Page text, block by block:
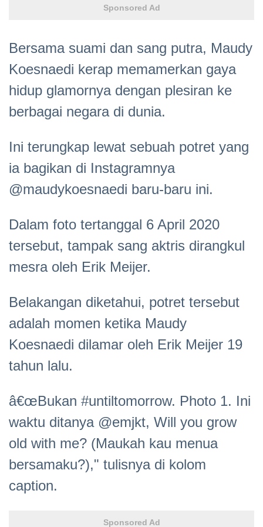
Sponsored Ad
Bersama suami dan sang putra, Maudy
Koesnaedi kerap memamerkan gaya
hidup glamornya dengan plesiran ke
berbagai negara di dunia.
Ini terungkap lewat sebuah potret yang
ia bagikan di Instagramnya
@maudykoesnaedi baru-baru ini.
Dalam foto tertanggal 6 April 2020
tersebut, tampak sang aktris dirangkul
mesra oleh Erik Meijer.
Belakangan diketahui, potret tersebut
adalah momen ketika Maudy
Koesnaedi dilamar oleh Erik Meijer 19
tahun lalu.
â€œBukan #untiltomorrow. Photo 1. Ini
waktu ditanya @emjkt, Will you grow
old with me? (Maukah kau menua
bersamaku?)," tulisnya di kolom
caption.
Sponsored Ad